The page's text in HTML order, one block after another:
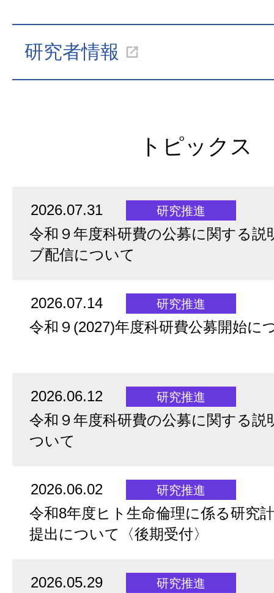
研究者情報
トピックス
2026.07.31 研究推進
令和９年度科研費の公募に関する説
ブ配信について
2026.07.14 研究推進
令和９(2027)年度科研費公募開始に
2026.06.12 研究推進
令和９年度科研費の公募に関する説
ついて
2026.06.02 研究推進
令和8年度ヒト生命倫理に係る研究
提出について〈後期受付〉
2026.05.29 研究推進